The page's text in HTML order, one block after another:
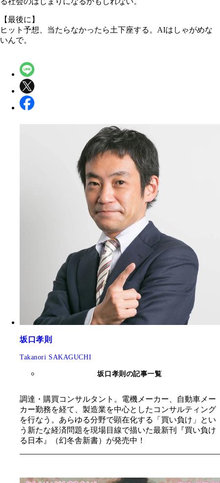
【最後に】
ヒット予想、当たらなかったら土下座する。AIはしゃがめな
いんで。
坂口孝則
Takanori SAKAGUCHI
坂口孝則の記事一覧
調達・購買コンサルタント。電機メーカー、自動車メー
カー勤務を経て、製造業を中心としたコンサルティング
を行なう。あらゆる分野で顕在化する「買い負け」とい
う新たな経済問題を現場目線で描いた最新刊『買い負け
る日本』（幻冬舎新書）が発売中！